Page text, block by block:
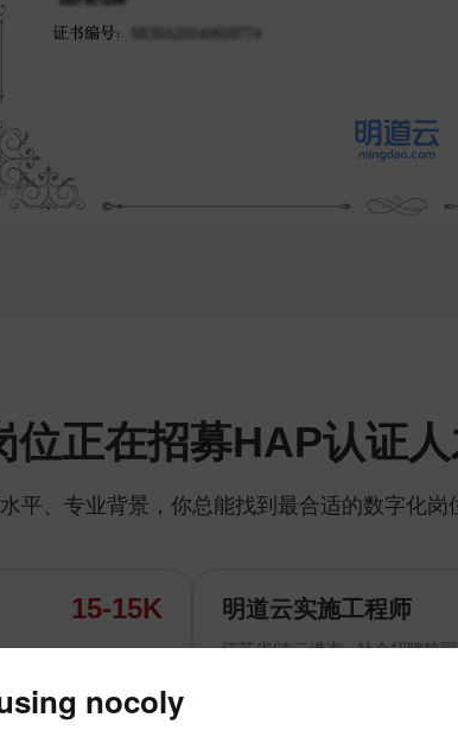
位正在招募HAP认证
平、专业背景，你总能找到最合适的数字化岗
15-15K 明道云实施工程师
江苏省/连云港市 社会招聘校
nocoly